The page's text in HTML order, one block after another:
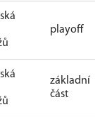
playoff
základní
část